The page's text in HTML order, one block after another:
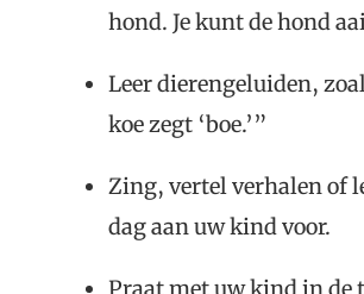
hond. Je kunt de hond
Leer dierengeluiden,
koe zegt ‘boe.’”
Zing, vertel verhalen of
dag aan uw kind voor.